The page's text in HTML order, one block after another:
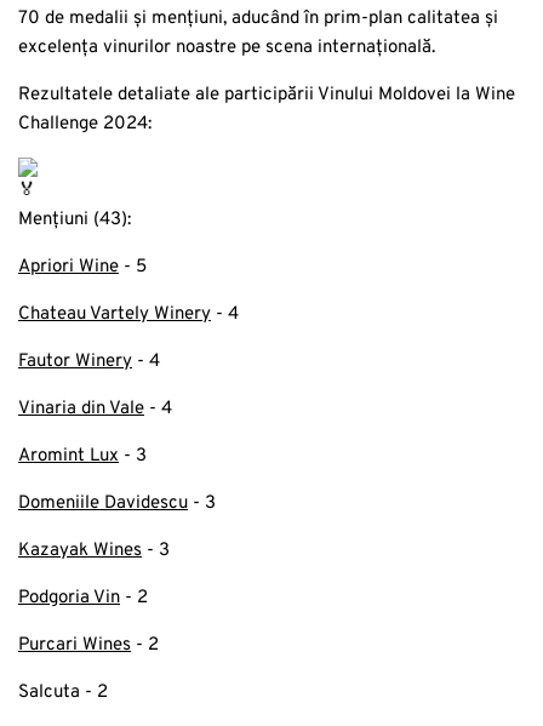
70 de medalii și mențiuni, aducând în prim-plan calitatea și
excelența vinurilor noastre pe scena internațională.
Rezultatele detaliate ale participării Vinului Moldovei la Wine
Challenge 2024:
Mențiuni (43):
Apriori Wine - 5
Chateau Vartely Winery - 4
Fautor Winery - 4
Vinaria din Vale - 4
Aromint Lux - 3
Domeniile Davidescu - 3
Kazayak Wines - 3
Podgoria Vin - 2
Purcari Wines - 2
Salcuta - 2